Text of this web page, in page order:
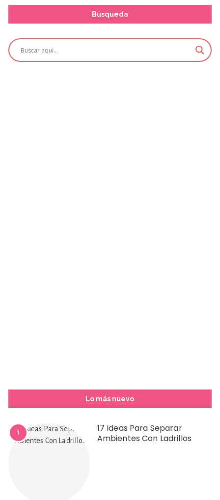
Búsqueda
Lo más nuevo
1
17 Ideas Para Separar
Ambientes Con Ladrillos